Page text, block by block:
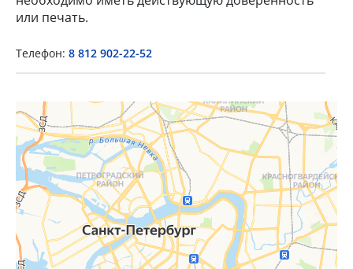
или печать.
Телефон: 8 812 902-22-52